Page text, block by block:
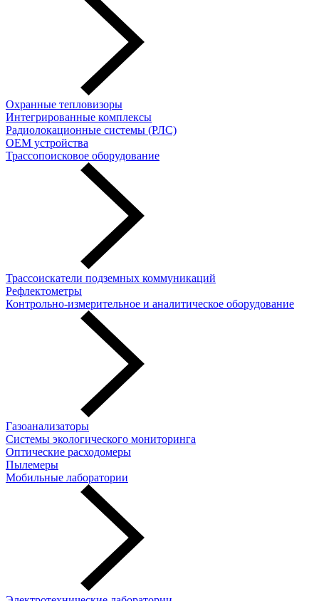
Охранные тепловизоры
Интегрированные комплексы
Радиолокационные системы (РЛС)
OEM устройства
Трассопоисковое оборудование
Трассоискатели подземных коммуникаций
Рефлектометры
Контрольно-измерительное и аналитическое оборудование
Газоанализаторы
Системы экологического мониторинга
Оптические расходомеры
Пылемеры
Мобильные лаборатории